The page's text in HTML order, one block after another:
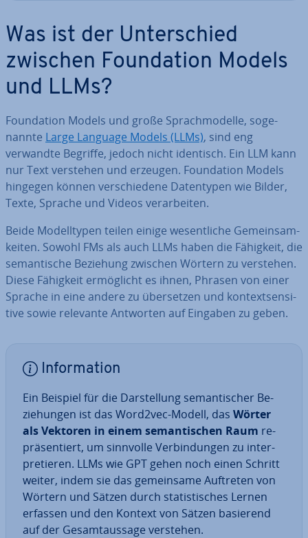
Was ist der Un­ter­schied
zwischen Foun­da­ti­on Models
und LLMs?
Foun­da­ti­on Models und große Sprach­mo­del­le, so­ge­
nann­te Large Language Models (LLMs), sind eng
verwandte Begriffe, jedoch nicht identisch. Ein LLM kann
nur Text verstehen und erzeugen. Foun­da­ti­on Models
hingegen können ver­schie­de­ne Da­ten­ty­pen wie Bilder,
Texte, Sprache und Videos ver­ar­bei­ten.
Beide Mo­dell­ty­pen teilen einige we­sent­li­che Ge­mein­sam­
kei­ten. Sowohl FMs als auch LLMs haben die Fähigkeit, die
se­man­ti­sche Beziehung zwischen Wörtern zu verstehen.
Diese Fähigkeit er­mög­licht es ihnen, Phrasen von einer
Sprache in eine andere zu über­set­zen und kon­text­sen­si­
ti­ve sowie relevante Antworten auf Eingaben zu geben.
In­for­ma­ti­on
Ein Beispiel für die Dar­stel­lung se­man­ti­scher Be­
zie­hun­gen ist das Word2vec-Modell, das Wörter
als Vektoren in einem se­man­ti­schen Raum re­
prä­sen­tiert, um sinnvolle Ver­bin­dun­gen zu in­ter­
pre­tie­ren. LLMs wie GPT gehen noch einen Schritt
weiter, indem sie das ge­mein­sa­me Auftreten von
Wörtern und Sätzen durch sta­tis­ti­sches Lernen
erfassen und den Kontext von Sätzen basierend
auf der Ge­samt­aus­sa­ge verstehen.